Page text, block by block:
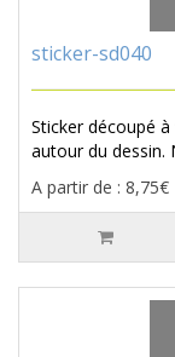
sticker-sd040
Sticker découpé
autour du dessin.
A partir de : 8,75€